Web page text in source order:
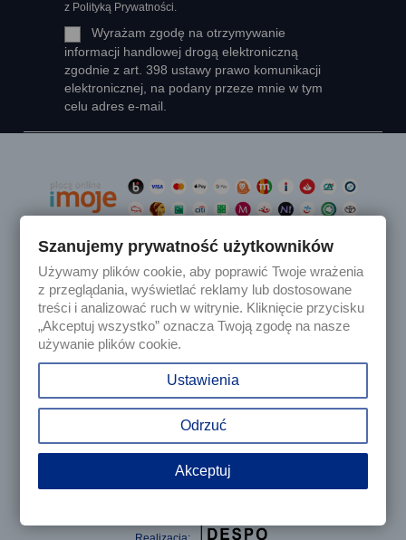
z Polityką Prywatności.
Wyrażam zgodę na otrzymywanie
informacji handlowej drogą elektroniczną
zgodnie z art. 398 ustawy prawo komunikacji
elektronicznej, na podany przeze mnie w tym
celu adres e-mail.
Produkty 
Nasza firma 
© 2025 - Sklep internetowy Tomczesci.pl. Wszelkie prawa
Szanujemy prywatność użytkowników
Używamy plików cookie, aby poprawić Twoje wrażenia
z przeglądania, wyświetlać reklamy lub dostosowane
treści i analizować ruch w witrynie. Kliknięcie przycisku
„Akceptuj wszystko” oznacza Twoją zgodę na nasze
używanie plików cookie.
Ustawienia
Odrzuć
Akceptuj